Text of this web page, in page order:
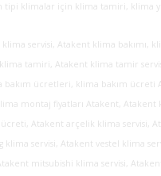
tipi klimalar için klima tamiri, klima
servisi, Atakent klima bakımı,
tamiri, Atakent klima tamir
ücretleri, klima bakım ücreti
montaj fiyatları Atakent,
Atakent arçelik klima servisi,
klima servisi, Atakent vestel klima
mitsubishi klima servisi,